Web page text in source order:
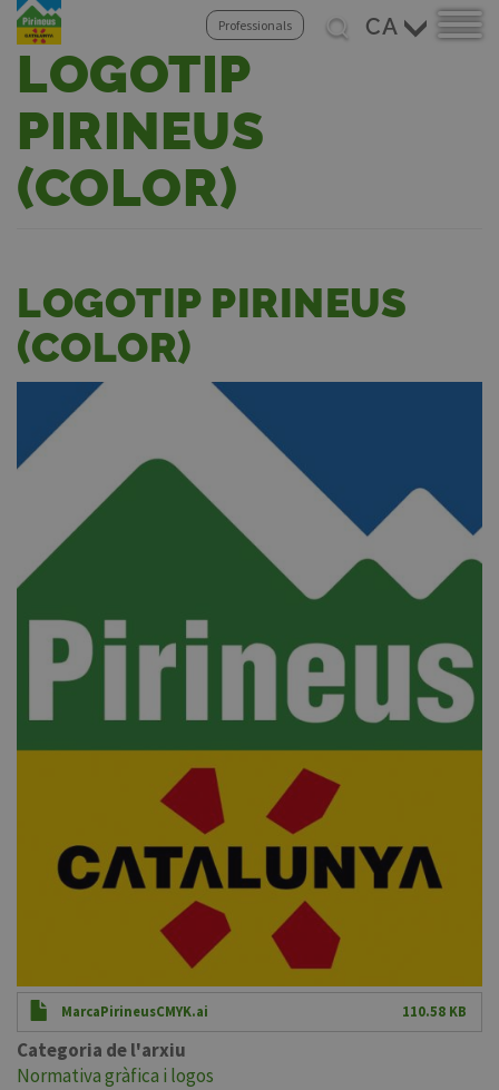
Vés
contingut
Professionals
Select
your
LOGOTIP
PIRINEUS
(COLOR)
LOGOTIP PIRINEUS
(COLOR)
MarcaPirineusCMYK.ai 110.58 KB
Categoria de l'arxiu
Normativa gràfica i logos